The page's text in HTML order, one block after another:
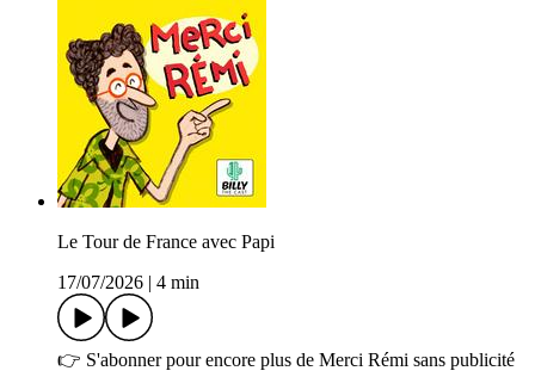
Le Tour de France avec Papi
17/07/2026
4 min
👉 S'abonner pour encore plus de Merci Rémi sans publicité